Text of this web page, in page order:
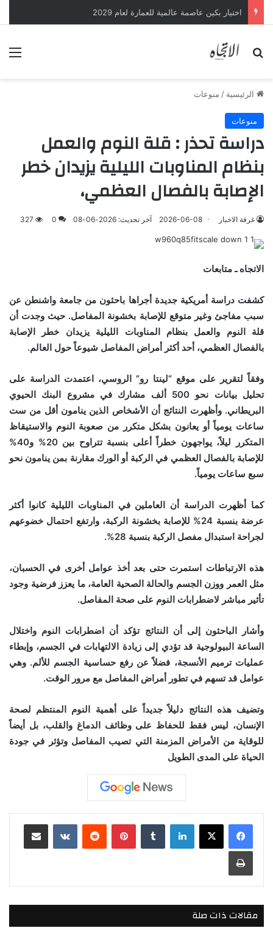
اختيار بكين عاصمة عالمية للعمارة لعام 2029
بحث عن
الرئيسية / منوعات
منوعات
دراسة تحذر : قلة النوم والعمل
بنظام المناوبات الليلية يزيدان خطر
الإصابة بالفصال العظمي،
غرفة الاخبار 2026-06-08 آخر تحديث: 2026-06-08 0
327
الاتجاه ـ متابعات
كشفت دراسة أمريكية جديدة أجراها باحثون من جامعة واشنطن عن
سبب مفاجئ وغير متوقع للإصابة بخشونة المفاصل. حيث وجدت أن
قلة النوم والعمل بنظام المناوبات الليلية يزيدان خطر الإصابة
بالفصال العظمي، أحد أكثر أمراض المفاصل شيوعاً حول العالم.
وفقاً لتقرير على موقع “لينتا رو” الروسي، اعتمدت الدراسة على
تحليل بيانات نحو 500 ألف مشارك في مشروع البنك الحيوي
البريطاني. وأظهرت النتائج أن الأشخاص الذين ينامون أقل من ست
ساعات يومياً أو يعانون بشكل متكرر من صعوبة النوم والاستيقاظ
المتكرر ليلاً، يواجهون خطراً أعلى بنسبة تتراوح بين 20% و40%
للإصابة بالفصال العظمي في الركبة أو الورك مقارنة بمن ينامون نحو
سبع ساعات يومياً.
كما أظهرت الدراسة أن العاملين في المناوبات الليلية كانوا أكثر
عرضة بنسبة 24% للإصابة بخشونة الركبة، وارتفع احتمال خضوعهم
لجراحة استبدال مفصل الركبة بنسبة 28%.
هذه الارتباطات استمرت حتى بعد أخذ عوامل أخرى في الحسبان،
مثل العمر ووزن الجسم والحالة الصحية العامة، ما يعزز فرضية وجود
تأثير مباشر لاضطرابات النوم على صحة المفاصل.
وأشار الباحثون إلى أن النتائج تؤكد أن اضطرابات النوم واختلال
الساعة البيولوجية قد تؤدي إلى زيادة الالتهابات في الجسم، وإبطاء
عمليات ترميم الأنسجة، فضلاً عن رفع حساسية الجسم للألم. وهي
عوامل قد تسهم في تطور أمراض المفاصل مع مرور الوقت.
وتضيف هذه النتائج دليلاً جديداً على أهمية النوم المنتظم لصحة
الإنسان، ليس فقط للحفاظ على وظائف الدماغ والقلب، بل أيضاً
للوقاية من الأمراض المزمنة التي تصيب المفاصل وتؤثر في جودة
الحياة على المدى الطويل
لينكدإن بينتيريست مشاركة عبر البريد
طباعة
مقالات ذات صلة